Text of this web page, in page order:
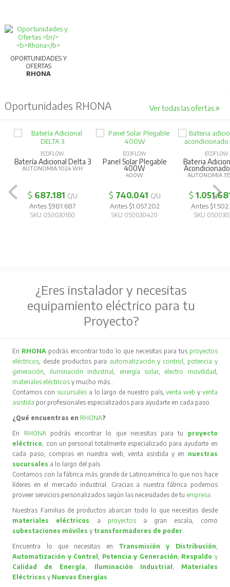
OPORTUNIDADES Y
OFERTAS
RHONA
Oportunidades RHONA Ver todas las ofertas
ECOFLOW
Batería Adicional Delta 3
AUTONOMIA 1024 WH
$ 687.181 C/U
Antes $981.687
SKU 050030160
ECOFLOW
Panel Solar Plegable
400W
400W
$ 740.041 C/U
Antes $1.057.202
SKU 050030420
ECOFLOW
Bateria
AUTONOMIA
$
Antes
SKU
¿Eres instalador y necesitas
equipamiento eléctrico para tu
Proyecto?
En RHONA podrás encontrar todo lo que necesitas para tus proyectos
eléctricos, desde productos para automatización y control, potencia y
generación, iluminación industrial, energía solar, electro movilidad,
materiales eléctricos y mucho más…
Contamos con sucursales a lo largo de nuestro país,venta web y venta
asistida por profesionales especializados para ayudarte en cada paso.
¿Qué encuentras en RHONA?
En RHONA podrás encontrar lo que necesitas para tu proyecto
eléctrico, con un personal totalmente especializado para ayudarte en
cada paso, compras en nuestra web, venta asistida y en nuestras
sucursales a lo largo del país.
Contamos con la fábrica más grande de Latinoamérica lo que nos hace
líderes en el mercado industrial. Gracias a nuestra fábrica podemos
proveer servicios personalizados según las necesidades de tu empresa.
Nuestras Familias de productos abarcan todo lo que necesitas desde
materiales eléctricos
a proyectos
a gran escala, como
subestaciones móvilesy transformadores de poder.
Encuentra lo que necesitas en Transmisión y Distribución,
Automatización y Control, Potencia y Generación, Respaldo y
Calidad de Energía, Iluminación Industrial , Materiales
Eléctricos y Nuevas Energías.